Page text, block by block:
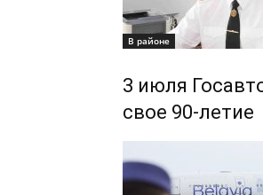
В районе
3 июля
свое 90-летие